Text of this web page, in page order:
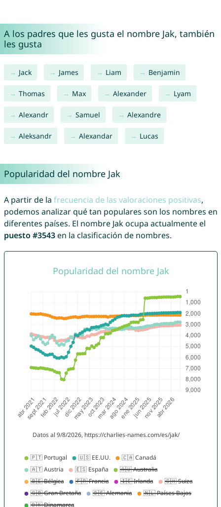
A los padres que les gusta el nombre Jak, también
les gusta
Jack James Liam Benjamin
Thomas Max Alexander Lyam
Alexandr Samuel Alexandre
Aleksandr Alexandar Lucas
Popularidad del nombre Jak
A partir de la frecuencia de las valoraciones positivas,
podemos analizar qué tan populares son los nombres en
diferentes países. El nombre Jak ocupa actualmente el
puesto #3543en la clasificación de nombres.